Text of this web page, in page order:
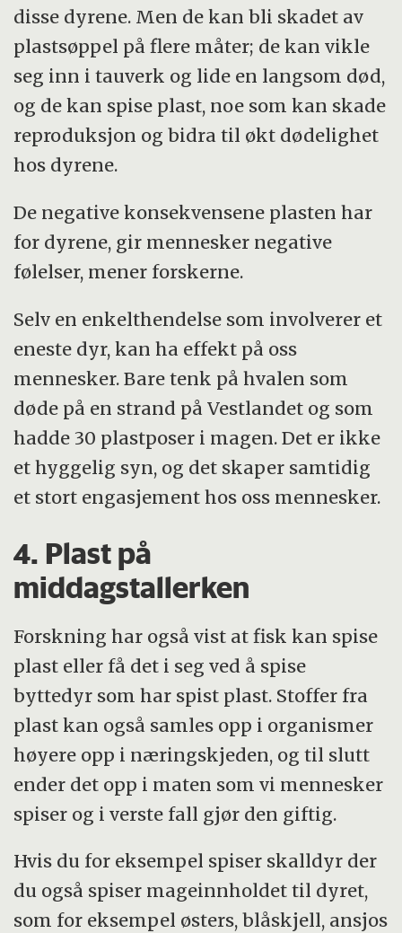
disse dyrene. Men de kan bli skadet av
plastsøppel på flere måter; de kan vikle
seg inn i tauverk og lide en langsom død,
og de kan spise plast, noe som kan skade
reproduksjon og bidra til økt dødelighet
hos dyrene.
De negative konsekvensene plasten har
for dyrene, gir mennesker negative
følelser, mener forskerne.
Selv en enkelthendelse som involverer et
eneste dyr, kan ha effekt på oss
mennesker. Bare tenk på hvalen som
døde på en strand på Vestlandet og som
hadde 30 plastposer i magen. Det er ikke
et hyggelig syn, og det skaper samtidig
et stort engasjement hos oss mennesker.
4. Plast på
middagstallerken
Forskning har også vist at fisk kan spise
plast eller få det i seg ved å spise
byttedyr som har spist plast. Stoffer fra
plast kan også samles opp i organismer
høyere opp i næringskjeden, og til slutt
ender det opp i maten som vi mennesker
spiser og i verste fall gjør den giftig.
Hvis du for eksempel spiser skalldyr der
du også spiser mageinnholdet til dyret,
som for eksempel østers, blåskjell, ansjos